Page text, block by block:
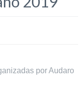
por Audaro